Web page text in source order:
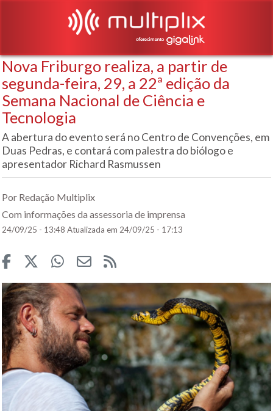
Nova Friburgo realiza, a partir de
segunda-feira, 29, a 22ª edição da
Semana Nacional de Ciência e
Tecnologia
A abertura do evento será no Centro de Convenções, em
Duas Pedras, e contará com palestra do biólogo e
apresentador Richard Rasmussen
Por Redação Multiplix
Com informações da assessoria de imprensa
24/09/25 - 13:48Atualizada em 24/09/25 - 17:13